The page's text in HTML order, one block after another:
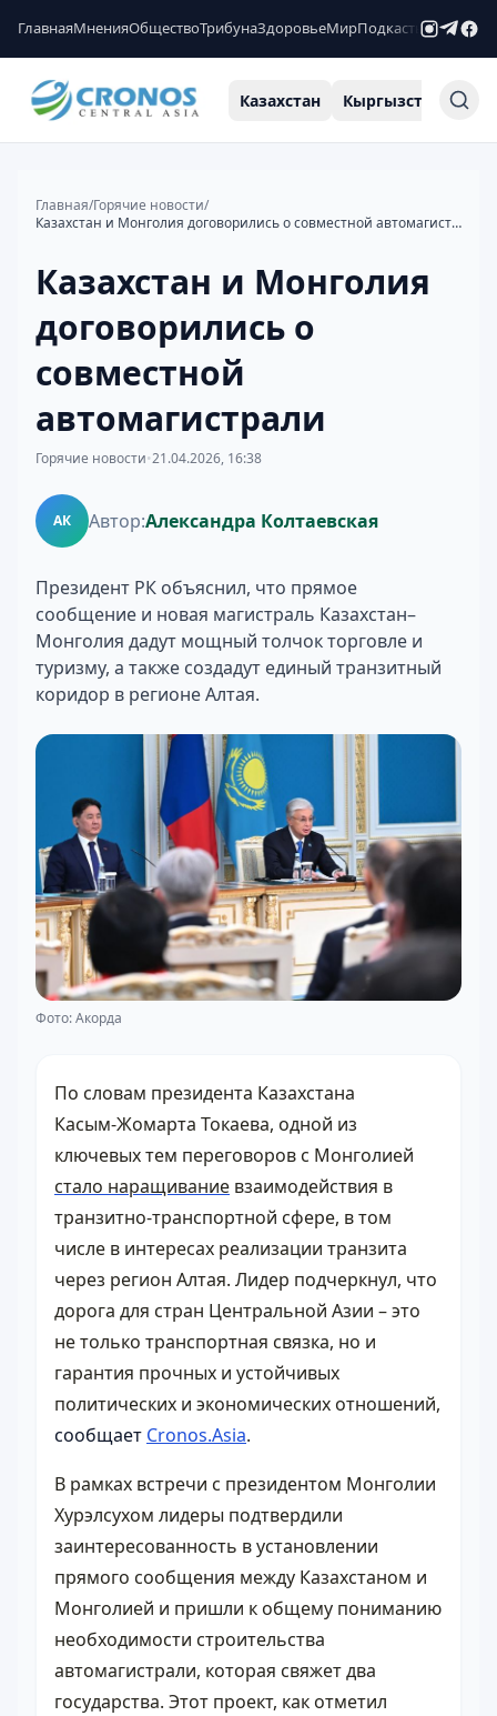
ГлавнаяМненияОбществоТрибунаЗдоровьеМирПодкастыРейтинги
Казахстан Кыргызстан
Главная/Горячие новости/
Казахстан и Монголия договорились о совместной автомагистрали
Казахстан и Монголия
договорились о
совместной
автомагистрали
Горячие новости•21.04.2026, 16:38
АК Автор:Александра Колтаевская
Президент РК объяснил, что прямое
сообщение и новая магистраль Казахстан–
Монголия дадут мощный толчок торговле и
туризму, а также создадут единый транзитный
коридор в регионе Алтая.
Фото: Акорда
По словам президента Казахстана
Касым‑Жомарта Токаева, одной из
ключевых тем переговоров с Монголией
стало наращивание взаимодействия в
транзитно‑транспортной сфере, в том
числе в интересах реализации транзита
через регион Алтая. Лидер подчеркнул, что
дорога для стран Центральной Азии – это
не только транспортная связка, но и
гарантия прочных и устойчивых
политических и экономических отношений,
сообщает Cronos.Asia.
В рамках встречи с президентом Монголии
Хурэлсухом лидеры подтвердили
заинтересованность в установлении
прямого сообщения между Казахстаном и
Монголией и пришли к общему пониманию
необходимости строительства
автомагистрали, которая свяжет два
государства. Этот проект, как отметил